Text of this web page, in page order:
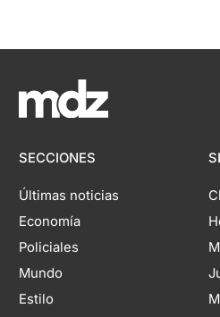
SECCIONES
Últimas noticias
Economía
Policiales
Mundo
Estilo